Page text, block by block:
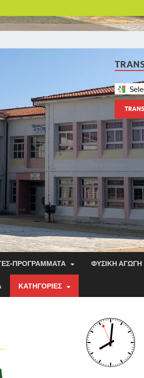
ΠΡΟΓΡΆΜΜΑΤΑ ΦΥΣΙΚΉ ΑΓΩΓΉ
ΚΑΤΗΓΟΡΙΕΣ